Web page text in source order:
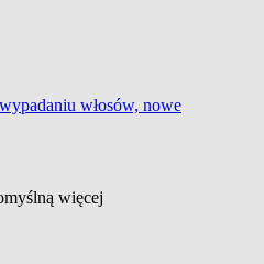
włosów, nowe
więcej